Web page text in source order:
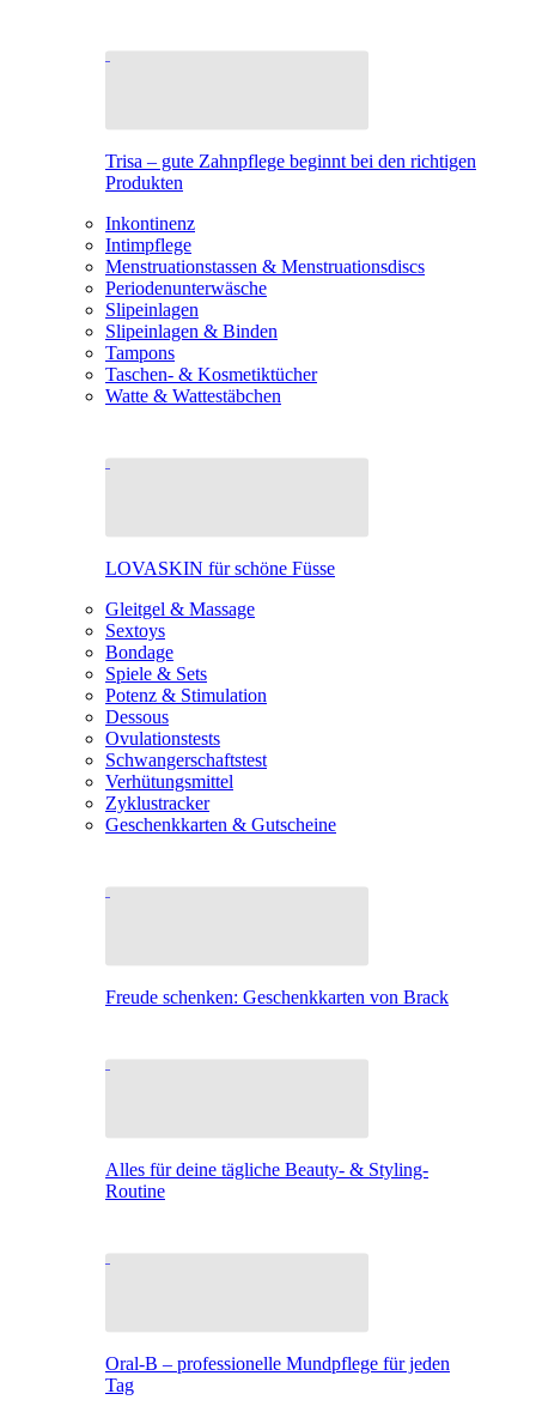
Trisa – gute Zahnpflege beginnt bei den richtigen
Produkten
Inkontinenz
Intimpflege
Menstruationstassen & Menstruationsdiscs
Periodenunterwäsche
Slipeinlagen
Slipeinlagen & Binden
Tampons
Taschen- & Kosmetiktücher
Watte & Wattestäbchen
LOVASKIN für schöne Füsse
Gleitgel & Massage
Sextoys
Bondage
Spiele & Sets
Potenz & Stimulation
Dessous
Ovulationstests
Schwangerschaftstest
Verhütungsmittel
Zyklustracker
Geschenkkarten & Gutscheine
Freude schenken: Geschenkkarten von Brack
Alles für deine tägliche Beauty- & Styling-
Routine
Oral-B – professionelle Mundpflege für jeden
Tag